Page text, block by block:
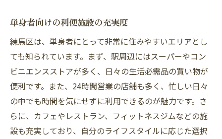
単身者向けの利便施設の充実度
練馬区は、単身者にとって非常に住みやすいエリアとし
ても知られています。まず、駅周辺にはスーパーやコン
ビニエンスストアが多く、日々の生活必需品の買い物が
便利です。また、24時間営業の店舗も多く、忙しい日々
の中でも時間を気にせずに利用できるのが魅力です。さ
らに、カフェやレストラン、フィットネスジムなどの施
設も充実しており、自分のライフスタイルに応じた選択